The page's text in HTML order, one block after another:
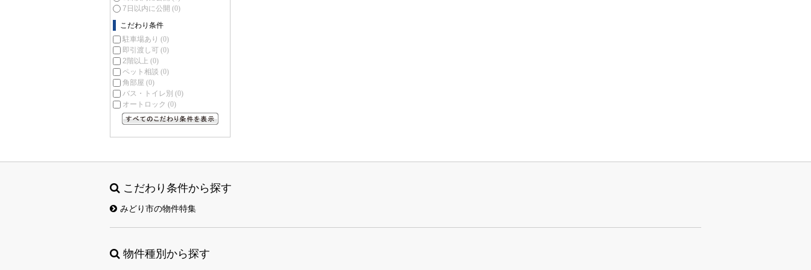
7日以内に公開 (0)
こだわり条件
駐車場あり (0)
即引渡し可 (0)
2階以上 (0)
ペット相談 (0)
角部屋 (0)
バス・トイレ別 (0)
オートロック (0)
こだわり条件から探す
みどり市の物件特集
物件種別から探す